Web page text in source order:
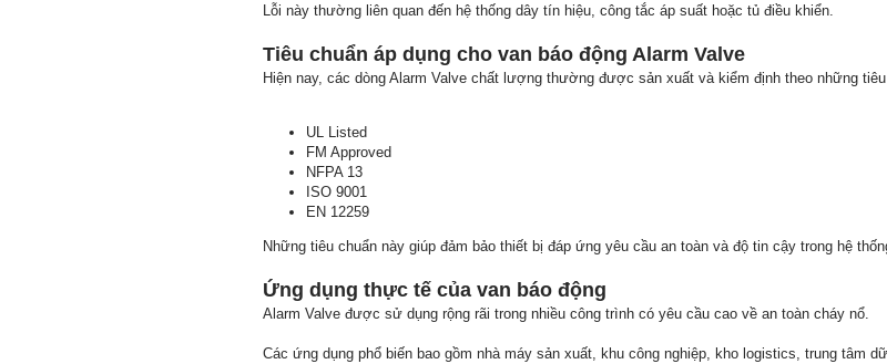
Lỗi này thường liên quan đến hệ thống dây tín hiệu, công tắc áp suất hoặc tủ điều khiển.
Tiêu chuẩn áp dụng cho van báo động Alarm Valve
Hiện nay, các dòng Alarm Valve chất lượng thường được sản xuất và kiểm định theo những
UL Listed
FM Approved
NFPA 13
ISO 9001
EN 12259
Những tiêu chuẩn này giúp đảm bảo thiết bị đáp ứng yêu cầu an toàn và độ tin cậy trong hệ
Ứng dụng thực tế của van báo động
Alarm Valve được sử dụng rộng rãi trong nhiều công trình có yêu cầu cao về an toàn cháy nổ.
Các ứng dụng phổ biến bao gồm nhà máy sản xuất, khu công nghiệp, kho logistics, trung tâm